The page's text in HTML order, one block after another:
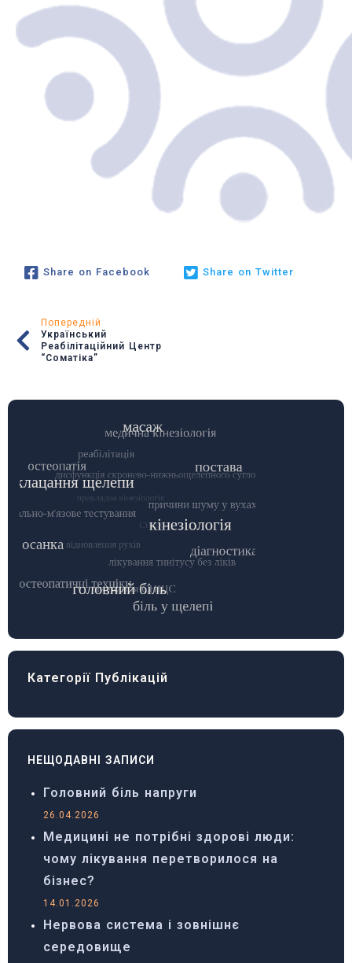
Share on Facebook Share on Twitter
Попередній
Український
Реабілітаційний Центр
“Соматіка”
Категорії Публікацій
НЕЩОДАВНІ ЗАПИСИ
Головний біль напруги
26.04.2026
Медицині не потрібні здорові люди:
чому лікування перетворилося на
бізнес?
14.01.2026
Нервова система і зовнішнє
середовище